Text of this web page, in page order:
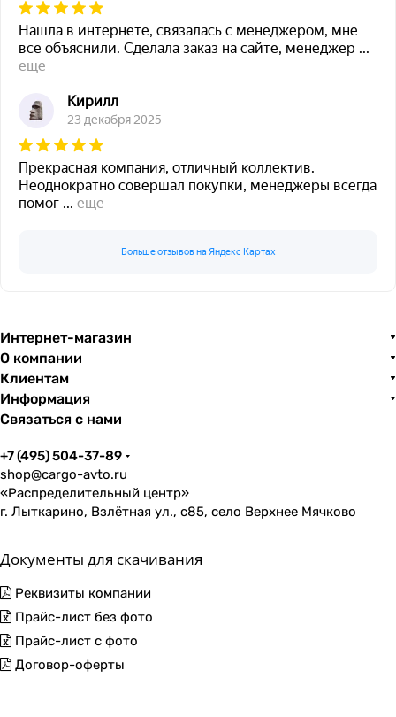
Нашла в интернете, связалась с менеджером, мне
все объяснили. Сделала заказ на сайте, менеджер ...
еще
Кирилл
23 декабря 2025
Прекрасная компания, отличный коллектив.
Неоднократно совершал покупки, менеджеры всегда
помог ... еще
Больше отзывов на Яндекс Картах
Интернет-магазин
О компании
Клиентам
Информация
Связаться с нами
+7 (495) 504-37-89
shop@cargo-avto.ru
«Распределительный центр»
г. Лыткарино, Взлётная ул., с85, село Верхнее Мячково
Документы для скачивания
Реквизиты компании
Прайс-лист без фото
Прайс-лист с фото
Договор-оферты